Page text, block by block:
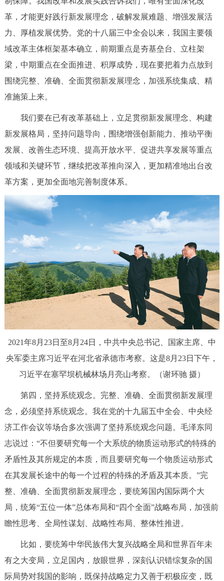
革，才能更好践行新发展理念，破解发展难题、增强发展活
力、厚植发展优势。党的十八届三中全会以来，我国主要领
域改革主体框架基本确立，前期重点是夯基垒台、立柱架
梁，中期重点在全面推进、积厚成势，现在要把着力点放到
围绕完整、准确、全面贯彻新发展理念，加强系统集成、精
准施策上来。
我们要在已有改革基础上，立足贯彻新发展理念、构建
新发展格局，坚持问题导向，围绕增强创新能力、推动平衡
发展、改善生态环境、提高开放水平、促进共享发展等重点
领域和关键环节，继续把改革推向深入，更加精准地出台改
革方案，更加全面地完善制度体系。
2021年8月23日至8月 24日，中共中央总书记、国家主席、中
央军委主席习近平在河北省承德市考察。这是8月 23日下午，
习近平在塞罕坝机械林场月亮山考察。（谢环驰 摄）
第四，坚持系统观念。完整、准确、全面贯彻新发展理
念，必须坚持系统观念。我在党的十九届五中全会、中央经
济工作会议等场合多次强调了坚持系统观念问题。毛泽东同
志说过：“不但要研究每一个大系统的物质运动形式的特殊的
矛盾性及其所规定的本质，而且要研究每一个物质运动形式
在其发展长途中的每一个过程的特殊的矛盾及其本质。”完
整、准确、全面贯彻新发展理念，要统筹国内国际两个大
局，统筹“五位一体”总体布局和“四个全面”战略布局，加强前
瞻性思考、全局性谋划、战略性布局、整体性推进。
比如，要统筹中华民族伟大复兴战略全局和世界百年未
有之大变局，立足国内，放眼世界，深刻认识错综复杂的国
际局势对我国的影响，既保持战略定力又善于积极应变，既